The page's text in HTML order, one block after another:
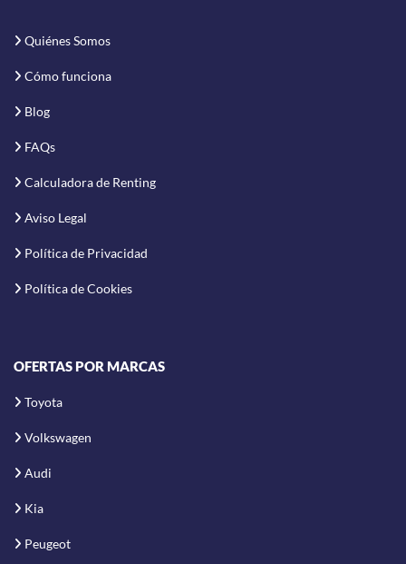
Quiénes Somos
Cómo funciona
Blog
FAQs
Calculadora de Renting
Aviso Legal
Política de Privacidad
Política de Cookies
OFERTAS POR MARCAS
Toyota
Volkswagen
Audi
Kia
Peugeot